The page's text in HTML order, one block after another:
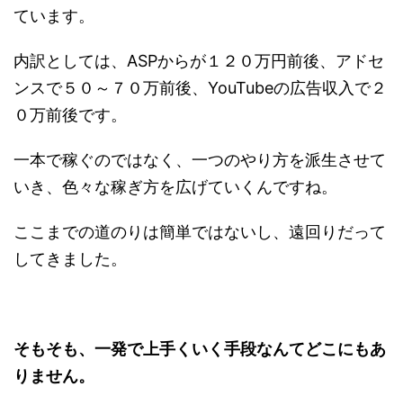
ています。
内訳としては、ASPからが１２０万円前後、アドセ
ンスで５０～７０万前後、YouTubeの広告収入で２
０万前後です。
一本で稼ぐのではなく、一つのやり方を派生させて
いき、色々な稼ぎ方を広げていくんですね。
ここまでの道のりは簡単ではないし、遠回りだって
してきました。
そもそも、一発で上手くいく手段なんてどこにもあ
りません。